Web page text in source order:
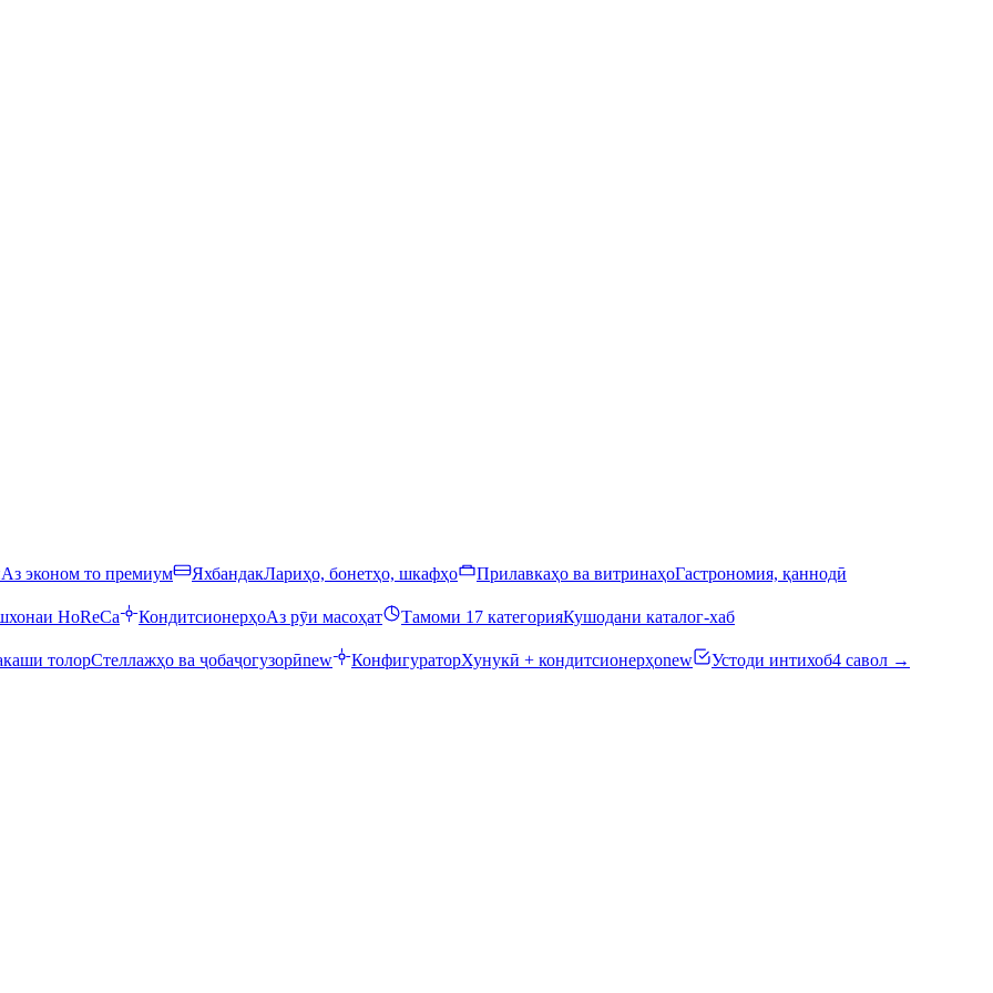
Аз эконом то премиум ЯхбандакЛариҳо, бонетҳо, шкафҳо Прилавкаҳо ва витринаҳоГастрономия, қаннодӣ
HoReCa КондитсионерҳоАз рӯи масоҳат Тамоми 17 категорияКушодани каталог-хаб
толорСтеллажҳо ва ҷобаҷогузорӣnew КонфигураторХунукӣ + кондитсионерҳоnew Устоди интихоб4 савол →